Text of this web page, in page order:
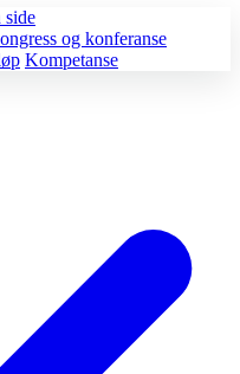
side
og konferanse
Kompetanse